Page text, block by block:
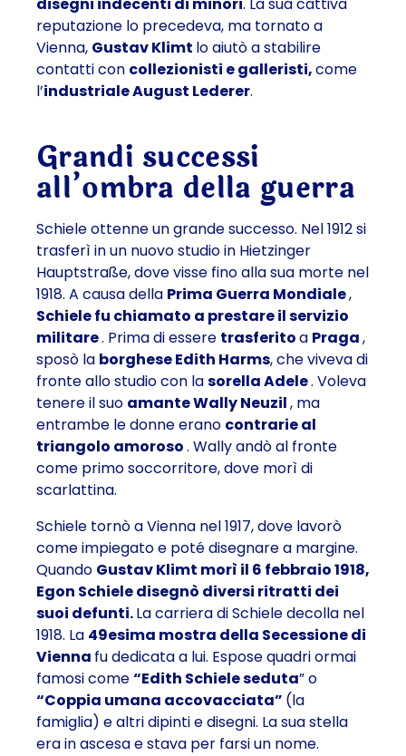
disegni indecenti di minori. La sua cattiva
reputazione lo precedeva, ma tornato a
Vienna, Gustav Klimt lo aiutò a stabilire
contatti con collezionisti e galleristi,come
l’industriale August Lederer.
Grandi successi
all’ombra della guerra
Schiele ottenne un grande successo. Nel 1912 si
trasferì in un nuovo studio in Hietzinger
Hauptstraße, dove visse fino alla sua morte nel
1918. A causa della Prima Guerra Mondiale,
Schiele fu chiamato a prestare il servizio
militare. Prima di essere trasferitoa Praga,
sposò la borghese Edith Harms, che viveva di
fronte allo studio con lasorella Adele. Voleva
tenere il suo amante Wally Neuzil, ma
entrambe le donne erano contrarie al
triangolo amoroso. Wally andò al fronte
come primo soccorritore, dove morì di
scarlattina.
Schiele tornò a Vienna nel 1917, dove lavorò
come impiegato e poté disegnare a margine.
Quando Gustav Klimt morì il 6 febbraio 1918,
Egon Schiele disegnò diversi ritratti dei
suoi defunti.La carriera di Schiele decolla nel
1918. La 49esima mostra della Secessione di
Vienna fu dedicata a lui. Espose quadri ormai
famosi come“Edith Schiele seduta” o
“Coppia umana accovacciata” (la
famiglia) e altri dipinti e disegni. La sua stella
era in ascesa e stava per farsi un nome.